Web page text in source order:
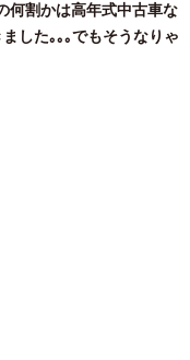
何割かは高年式中古車な
した｡｡｡でもそうなりゃ